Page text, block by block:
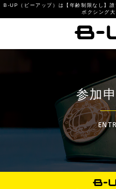
B-UP（ビーアップ）は【年齢制限なし】
ボクシング大
参加